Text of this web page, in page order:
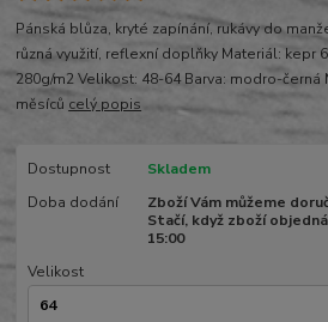
Pánská blůza, kryté zapínání, rukávy do
různá využití, reflexní doplňky Materiál: kepr
280g/m2 Velikost: 48-64 Barva: modro-černá
měsíců celý popis
Dostupnost
Skladem
Doba dodání
Zboží Vám můžeme
Stačí, když zboží
15:00
Velikost